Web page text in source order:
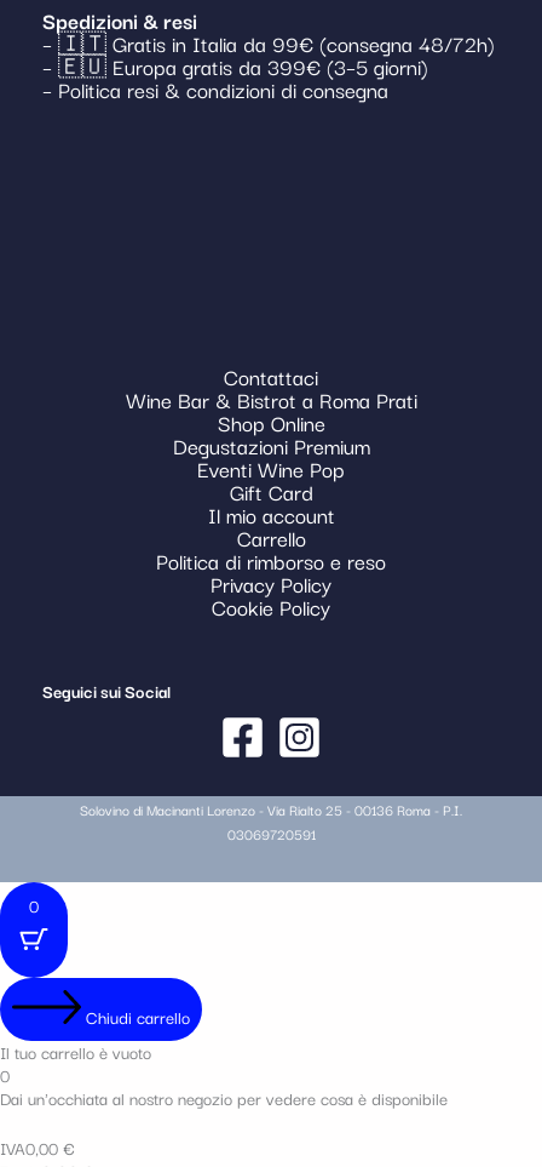
Spedizioni & resi
– 🇮🇹 Gratis in Italia da 99€ (consegna 48/72h)
– 🇪🇺 Europa gratis da 399€ (3–5 giorni)
– Politica resi & condizioni di consegna
Contattaci
Wine Bar & Bistrot a Roma Prati
Shop Online
Degustazioni Premium
Eventi Wine Pop
Gift Card
Il mio account
Carrello
Politica di rimborso e reso
Privacy Policy
Cookie Policy
Seguici sui Social
Solovino di Macinanti Lorenzo - Via Rialto 25 - 00136 Roma - P.I.
03069720591
0
Chiudi carrello
Il tuo carrello è vuoto
0
Dai un'occhiata al nostro negozio per vedere cosa è disponibile
IVA0,00€